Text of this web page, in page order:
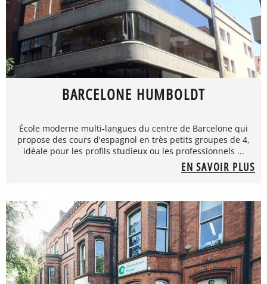
BARCELONE HUMBOLDT
École moderne multi-langues du centre de Barcelone qui
propose des cours d'espagnol en très petits groupes de 4,
idéale pour les profils studieux ou les professionnels ...
EN SAVOIR PLUS